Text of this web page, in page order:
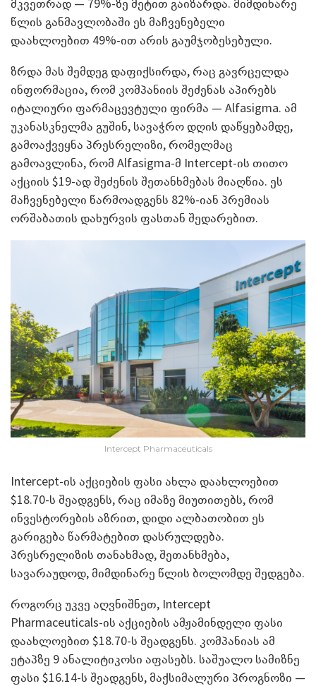
მკვეთრად — 79%-ზე მეტით გაიზარდა. მიმდინარე
წლის განმავლობაში ეს მაჩვენებელი
დაახლოებით 49%-ით არის გაუმჯობესებული.
ზრდა მას შემდეგ დაფიქსირდა, რაც გავრცელდა
ინფორმაცია, რომ კომპანიის შეძენას აპირებს
იტალიური ფარმაცევტული ფირმა — Alfasigma. ამ
უკანასკნელმა გუშინ, სავაჭრო დღის დაწყებამდე,
გამოაქვეყნა პრესრელიზი, რომელმაც
გამოავლინა, რომ Alfasigma-მ Intercept-ის თითო
აქციის $19-ად შეძენის შეთანხმებას მიაღწია. ეს
მაჩვენებელი წარმოადგენს 82%-იან პრემიას
ორშაბათის დახურვის ფასთან შედარებით.
Intercept Pharmaceuticals
Intercept-ის აქციების ფასი ახლა დაახლოებით
$18.70-ს შეადგენს, რაც იმაზე მიუთითებს, რომ
ინვესტორების აზრით, დიდი ალბათობით ეს
გარიგება წარმატებით დასრულდება.
პრესრელიზის თანახმად, შეთანხმება,
სავარაუდოდ, მიმდინარე წლის ბოლომდე შედგება.
როგორც უკვე აღვნიშნეთ, Intercept
Pharmaceuticals-ის აქციების ამჟამინდელი ფასი
დაახლოებით $18.70-ს შეადგენს. კომპანიას ამ
ეტაპზე 9 ანალიტიკოსი აფასებს. საშუალო სამიზნე
ფასი $16.14-ს შეადგენს, მაქსიმალური პროგნოზი —